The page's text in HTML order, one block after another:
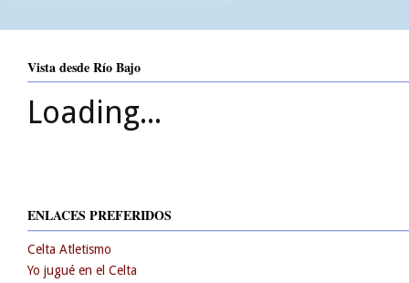
Vista desde Río Bajo
Loading...
ENLACES PREFERIDOS
Celta Atletismo
Yo jugué en el Celta